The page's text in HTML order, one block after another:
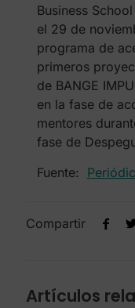
Business
el 29 de
programa de
primeros
de BANGE
en la fase de
mentores
fase de
Fuente:
Compartir
Artículos